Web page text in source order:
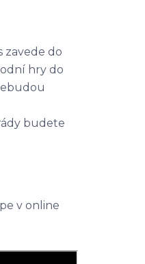
zavede do
hry do
budete
v online